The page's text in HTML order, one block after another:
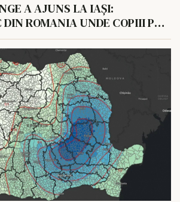
A AJUNS LA IAȘI:
ROMANIA UNDE COPIII POT